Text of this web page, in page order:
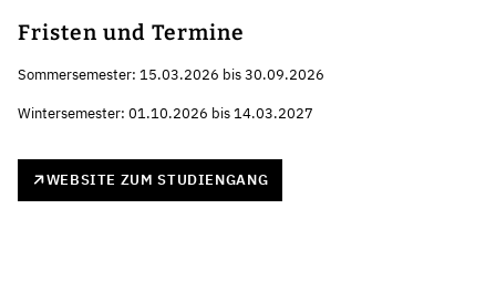
Fristen und Termine
Sommersemester: 15.03.2026 bis 30.09.2026
Wintersemester: 01.10.2026 bis 14.03.2027
WEBSITE ZUM STUDIENGANG